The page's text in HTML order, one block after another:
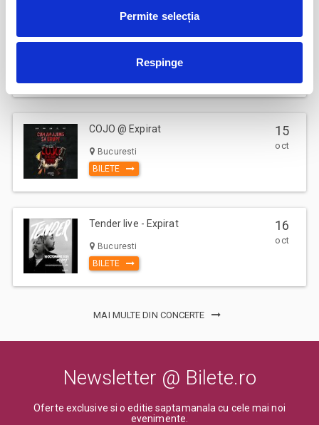
Permite selecția
Respinge
Comision ticketing - 7%
eveniment, adulti si copii, trebuie sa cumpere bilet sau abonament,
in limita de varsta).
Va rugam sa respectati orele de acces in sala de spectacol sau in locul
de desfasurare a evenimentului inscriptionate pe bilet, pentru a evita
aglomerarea pe caile de acces sau deranjarea celorlalti spectatori
dupa inceperea spectacolului/evenimentului.
Jazzapella - Concert jazz a capella
Bucuresti
13
COJO @ Expirat
Bucuresti
BILETE
15
oct
Tender live - Expirat
Bucuresti
BILETE
16
oct
MAI MULTE DIN CONCERTE
Newsletter @ Bilete.ro
Oferte exclusive si o editie saptamanala cu cele mai noi
evenimente.